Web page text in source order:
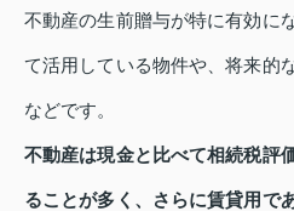
不動産の生前贈与が特に有効に
て活用している物件や、将来的
などです。
不動産は現金と比べて相続税評
ることが多く、さらに賃貸用で